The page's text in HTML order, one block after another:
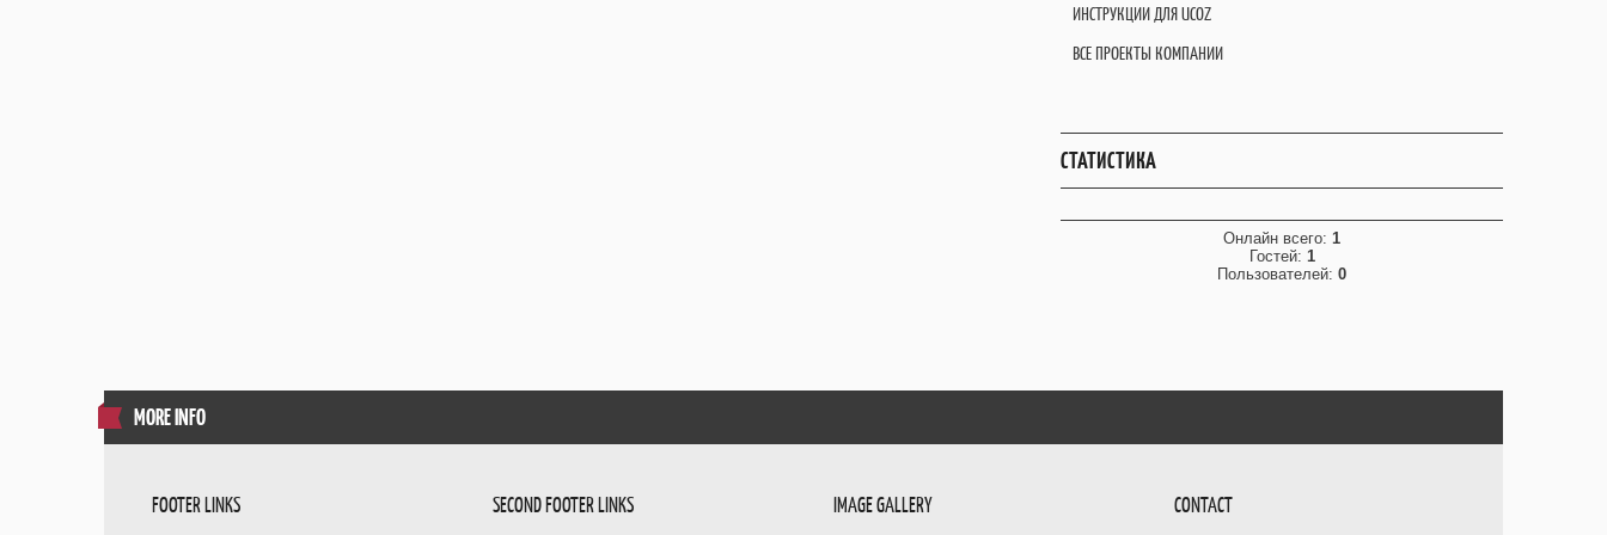
ИНСТРУКЦИИ ДЛЯ UCOZ
ВСЕ ПРОЕКТЫ КОМПАНИИ
СТАТИСТИКА
Онлайн всего: 1
Гостей: 1
Пользователей: 0
MORE INFO
FOOTER LINKS SECOND FOOTER LINKS IMAGE GALLERY CONTACT